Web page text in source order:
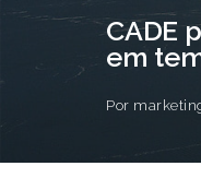
CADE
em
Por